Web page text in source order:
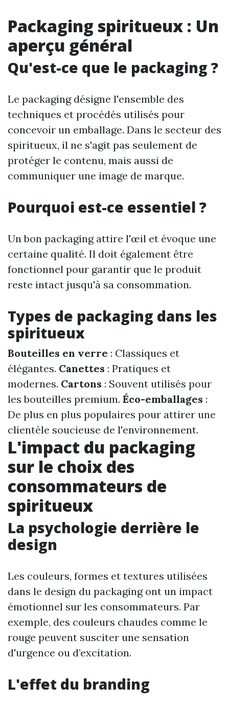
Packaging spiritueux : Un
aperçu général
Qu'est-ce que le packaging ?
Le packaging désigne l'ensemble des
techniques et procédés utilisés pour
concevoir un emballage. Dans le secteur des
spiritueux, il ne s'agit pas seulement de
protéger le contenu, mais aussi de
communiquer une image de marque.
Pourquoi est-ce essentiel ?
Un bon packaging attire l'œil et évoque une
certaine qualité. Il doit également être
fonctionnel pour garantir que le produit
reste intact jusqu'à sa consommation.
Types de packaging dans les
spiritueux
Bouteilles en verre : Classiques et
élégantes. Canettes : Pratiques et
modernes. Cartons : Souvent utilisés pour
les bouteilles premium. Éco-emballages :
De plus en plus populaires pour attirer une
clientèle soucieuse de l'environnement.
L'impact du packaging
sur le choix des
consommateurs de
spiritueux
La psychologie derrière le
design
Les couleurs, formes et textures utilisées
dans le design du packaging ont un impact
émotionnel sur les consommateurs. Par
exemple, des couleurs chaudes comme le
rouge peuvent susciter une sensation
d'urgence ou d’excitation.
L'effet du branding